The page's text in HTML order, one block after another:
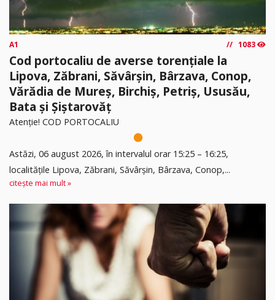
A1 1083
Cod portocaliu de averse torențiale la
Lipova, Zăbrani, Săvârșin, Bârzava, Conop,
Vărădia de Mureș, Birchiș, Petriș, Ususău,
Bata și Șiștarovăț
Atenție! COD PORTOCALIU
Astăzi, 06 august 2026, în intervalul orar 15:25 – 16:25,
localitățile Lipova, Zăbrani, Săvârșin, Bârzava, Conop,...
citește mai mult »